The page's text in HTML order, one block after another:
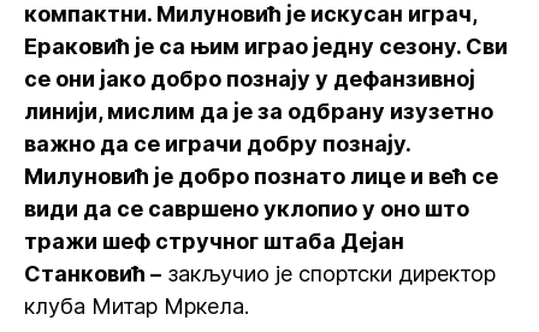
компактни. Милуновић је искусан играч,
Ераковић је са њим играо једну сезону. Сви
се они јако добро познају у дефанзивној
линији, мислим да је за одбрану изузетно
важно да се играчи добру познају.
Милуновић је добро познато лице и већ се
види да се савршено уклопио у оно што
тражи шеф стручног штаба Дејан
Станковић – закључио је спортски директор
клуба Митар Мркела.